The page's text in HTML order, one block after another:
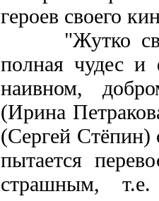
героев своего
"Жутко
полная чудес и
наивном,
(Ирина
(Сергей Стёпин)
пытается
страшным,